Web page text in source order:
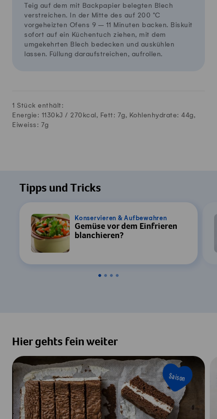
Teig auf dem mit Backpapier belegten Blech
verstreichen. In der Mitte des auf 200 °C
vorgeheizten Ofens 9 – 11 Minuten backen. Biskuit
sofort auf ein Küchentuch ziehen, mit dem
umgekehrten Blech bedecken und auskühlen
lassen. Füllung daraufstreichen, aufrollen.
1 Stück enthält:
Energie: 1130kJ / 270 kcal, Fett: 7g, Kohlenhydrate: 44g,
Eiweiss: 7g
Tipps und Tricks
Konservieren & Aufbewahren
Gemüse vor dem Einfrieren
blanchieren?
Hier gehts fein weiter
Saison